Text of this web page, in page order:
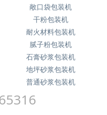
敞口袋包装机
干粉包装机
耐火材料包装机
腻子粉包装机
石膏砂浆包装机
地坪砂浆包装机
普通砂浆包装机